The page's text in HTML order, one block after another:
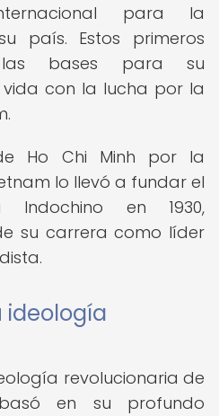
para la
país. Estos primeros
las bases para su
con la lucha por la
Ho Chi Minh por la
lo llevó a fundar el
Indochino en 1930,
su carrera como líder
ideología
revolucionaria de
en su profundo